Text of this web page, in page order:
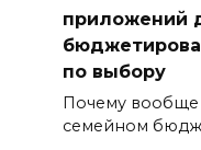
приложений
по выбору
Почему вообще
семейном